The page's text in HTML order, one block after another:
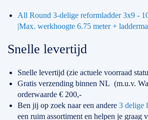
All Round 3-delige reformladder 3x9 -
|Max. werkhoogte 6.75 meter +
Snelle levertijd
Snelle levertijd (zie actuele voorraad
Gratis verzending binnen NL (m.u.v.
orderwaarde € 200,-
Ben jij op zoek naar een andere 3 delige
een ruim assortiment en helpen je graag